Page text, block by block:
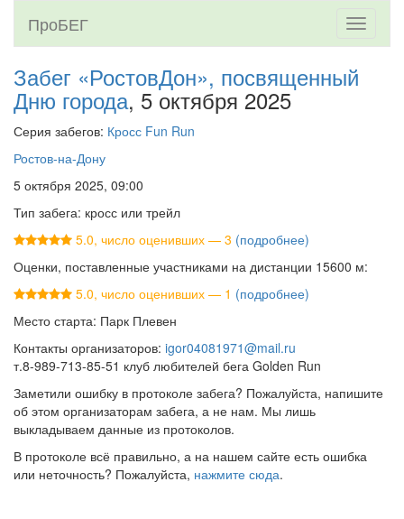
Toggle
ПроБЕГ
Забег «РостовДон», посвященный
Дню города, 5 октября 2025
Серия забегов: Кросс Fun Run
Ростов-на-Дону
5 октября 2025, 09:00
Тип забега: кросс или трейл
5.0, число оценивших — 3 (подробнее)
Оценки, поставленные участниками на дистанции 15600 м:
5.0, число оценивших — 1 (подробнее)
Место старта: Парк Плевен
Контакты организаторов: igor04081971@mail.ru
т.8-989-713-85-51 клуб любителей бега Golden Run
Заметили ошибку в протоколе забега? Пожалуйста, напишите
об этом организаторам забега, а не нам. Мы лишь
выкладываем данные из протоколов.
В протоколе всё правильно, а на нашем сайте есть ошибка
или неточность? Пожалуйста, нажмите сюда.